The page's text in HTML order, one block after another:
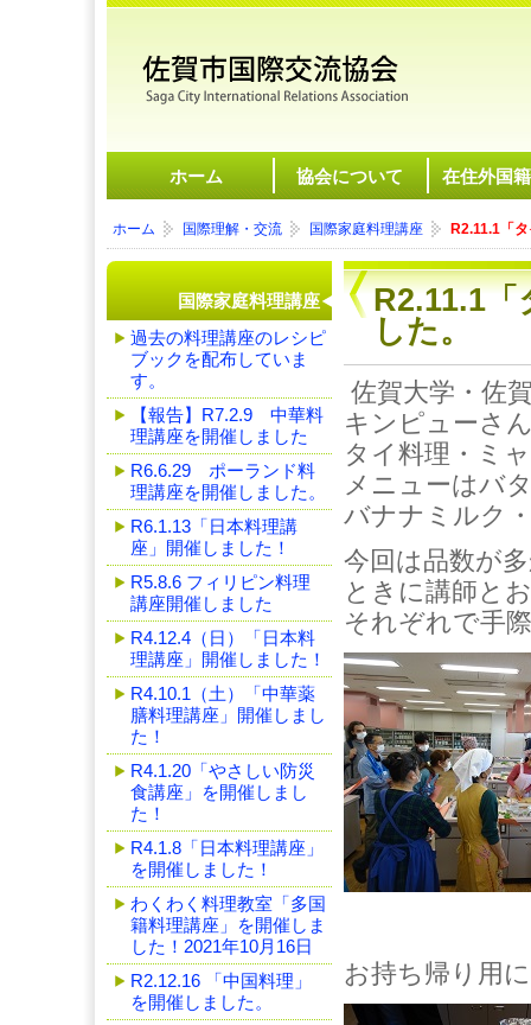
ホーム 協会について 在住外国
ホーム 国際理解・交流 国際家庭料理講座 R2.11.1「
R2.11.1「
した。
佐賀大学・佐
キンピューさ
タイ料理・ミ
メニューはバ
バナナミルク
今回は品数が
ときに講師と
それぞれで手
お持ち帰り用
国際家庭料理講座
過去の料理講座のレシピ
ブックを配布していま
す。
【報告】R7.2.9 中華料
理講座を開催しました
R6.6.29 ポーランド料
理講座を開催しました。
R6.1.13「日本料理講
座」開催しました！
R5.8.6 フィリピン料理
講座開催しました
R4.12.4（日）「日本料
理講座」開催しました！
R4.10.1（土）「中華薬
膳料理講座」開催しまし
た！
R4.1.20「やさしい防災
食講座」を開催しまし
た！
R4.1.8「日本料理講座」
を開催しました！
わくわく料理教室「多国
籍料理講座」を開催しま
した！2021年10月16日
R2.12.16 「中国料理」
を開催しました。